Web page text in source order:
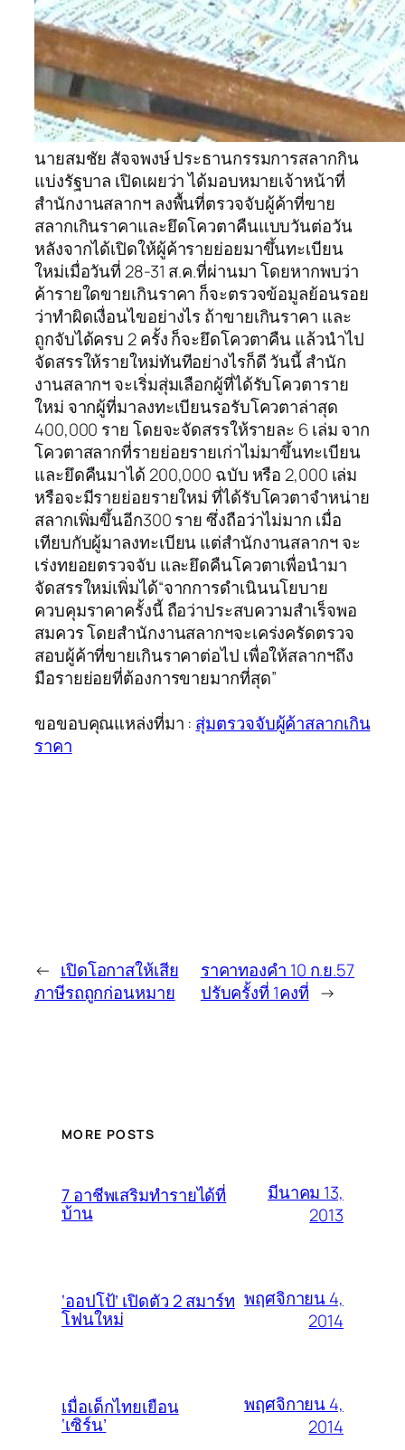
นายสมชัย สัจจพงษ์ ประธานกรรมการสลากกิน
แบ่งรัฐบาล เปิดเผยว่า ได้มอบหมายเจ้าหน้าที่
สำนักงานสลากฯ ลงพื้นที่ตรวจจับผู้ค้าที่ขาย
สลากเกินราคาและยึดโควตาคืนแบบวันต่อวัน
หลังจากได้เปิดให้ผู้ค้ารายย่อยมาขึ้นทะเบียน
ใหม่เมื่อวันที่ 28-31 ส.ค.ที่ผ่านมา โดยหากพบว่า
ค้ารายใดขายเกินราคา ก็จะตรวจข้อมูลย้อนรอย
ว่าทำผิดเงื่อนไขอย่างไร ถ้าขายเกินราคา และ
ถูกจับได้ครบ 2 ครั้ง ก็จะยึดโควตาคืน แล้วนำไป
จัดสรรให้รายใหม่ทันทีอย่างไรก็ดี วันนี้ สำนัก
งานสลากฯ จะเริ่มสุ่มเลือกผู้ที่ได้รับโควตาราย
ใหม่ จากผู้ที่มาลงทะเบียนรอรับโควตาล่าสุด
400,000 ราย โดยจะจัดสรรให้รายละ 6 เล่ม จาก
โควตาสลากที่รายย่อยรายเก่าไม่มาขึ้นทะเบียน
และยึดคืนมาได้ 200,000 ฉบับ หรือ 2,000 เล่ม
หรือจะมีรายย่อยรายใหม่ ที่ได้รับโควตาจำหน่าย
สลากเพิ่มขึ้นอีก300 ราย ซึ่งถือว่าไม่มาก เมื่อ
เทียบกับผู้มาลงทะเบียน แต่สำนักงานสลากฯ จะ
เร่งทยอยตรวจจับ และยึดคืนโควตาเพื่อนำมา
จัดสรรใหม่เพิ่มได้“จากการดำเนินนโยบาย
ควบคุมราคาครั้งนี้ ถือว่าประสบความสำเร็จพอ
สมควร โดยสำนักงานสลากฯจะเคร่งครัดตรวจ
สอบผู้ค้าที่ขายเกินราคาต่อไป เพื่อให้สลากฯถึง
มือรายย่อยที่ต้องการขายมากที่สุด”
ขอขอบคุณแหล่งที่มา : สุ่มตรวจจับผู้ค้าสลากเกิน
ราคา
← เปิดโอกาสให้เสีย
ภาษีรถถูกก่อนหมาย
ราคาทองคำ 10 ก.ย.57
ปรับครั้งที่ 1คงที่ →
MORE POSTS
7 อาชีพเสริมทำรายได้ที่
บ้าน
มีนาคม 13,
2013
‘ออปโป้’ เปิดตัว 2 สมาร์ท
โฟนใหม่
พฤศจิกายน 4,
2014
เมื่อเด็กไทยเยือน
‘เซิร์น’
พฤศจิกายน 4,
2014